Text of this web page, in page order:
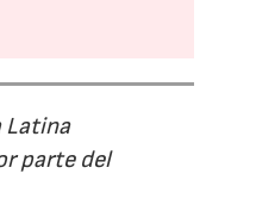
Latina
parte del